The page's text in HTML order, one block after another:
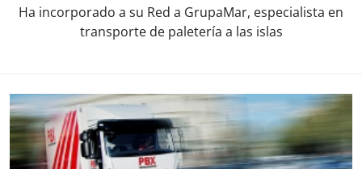
Ha incorporado a su Red a GrupaMar, especialista en
transporte de paletería a las islas